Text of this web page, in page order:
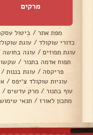
מרקים
מפת אתר / ביטול
כדורי שוקולד / עוגת
עוגת תפוזים / עוגה בחושה
תפוח אדמה בתנור /
פריקסה / עוגת בננות /
עוגיות שוקולד צ׳יפס /
עוף בתנור / מרק עדשים /
מתכון לאורז / תנאי